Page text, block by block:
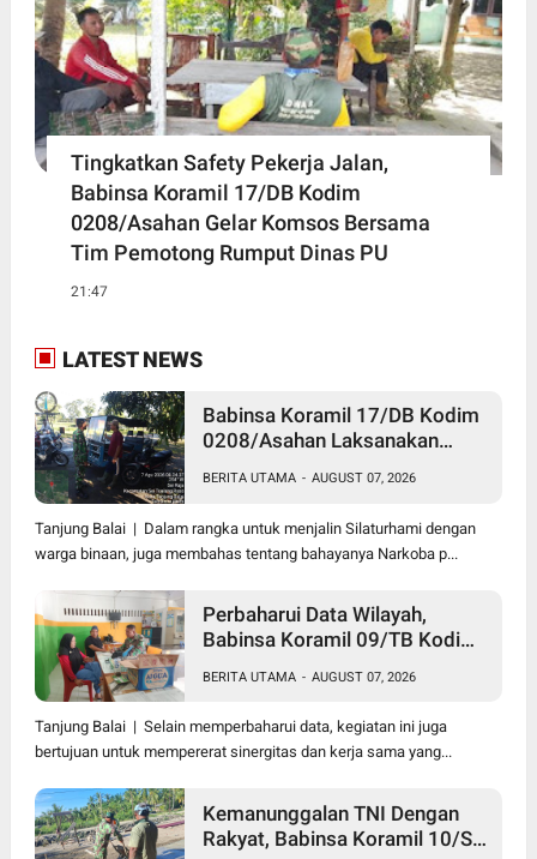
Tingkatkan Safety Pekerja Jalan,
Babinsa Koramil 17/DB Kodim
0208/Asahan Gelar Komsos Bersama
Tim Pemotong Rumput Dinas PU
21:47
LATEST NEWS
Babinsa Koramil 17/DB Kodim
0208/Asahan Laksanakan
BERITA UTAMA - AUGUST 07, 2026
Tanjung Balai | Dalam rangka untuk menjalin Silaturhami dengan
warga binaan, juga membahas tentang bahayanya Narkoba p...
Perbaharui Data Wilayah,
Babinsa Koramil 09/TB Kodim
Ter Di Kantor Kelurahan
BERITA UTAMA - AUGUST 07, 2026
Tanjung Balai | Selain memperbaharui data, kegiatan ini juga
bertujuan untuk mempererat sinergitas dan kerja sama yang...
Kemanunggalan TNI Dengan
Rakyat, Babinsa Koramil 10/SK